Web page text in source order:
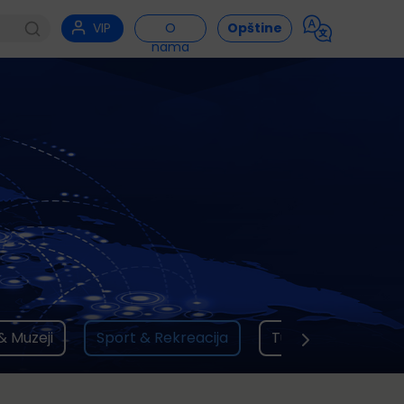
VIP
O
nama
Opštine
Muzeji Sport & Rekreacija Ture brodom